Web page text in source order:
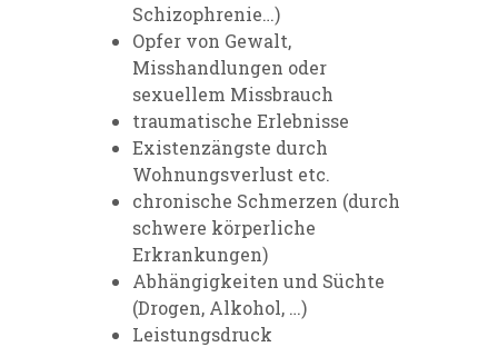
Schizophrenie…)
Opfer von Gewalt,
Misshandlungen oder
sexuellem Missbrauch
traumatische Erlebnisse
Existenzängste durch
Wohnungsverlust etc.
chronische Schmerzen (durch
schwere körperliche
Erkrankungen)
Abhängigkeiten und Süchte
(Drogen, Alkohol, …)
Leistungsdruck